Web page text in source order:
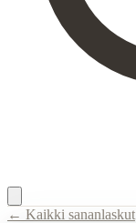
← Kaikki sananlaskut